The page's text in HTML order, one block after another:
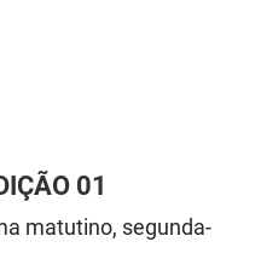
01
matutino, segunda-